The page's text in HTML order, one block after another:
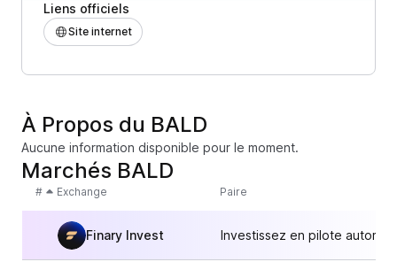
Liens officiels
Site internet
À Propos du BALD
Aucune information disponible pour le moment.
Marchés BALD
# Exchange Paire
Finary Invest Investissez en pilote